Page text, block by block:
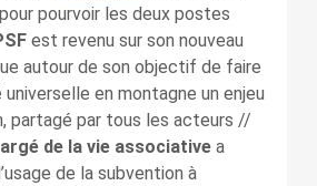
pourvoir les deux postes
est revenu sur son nouveau
autour de son objectif de faire
en montagne un enjeu
partagé par tous les acteurs //
de la vie associative a
de la subvention à